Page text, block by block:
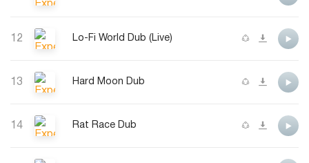
12 Lo-Fi World Dub (Live)
13 Hard Moon Dub
14 Rat Race Dub